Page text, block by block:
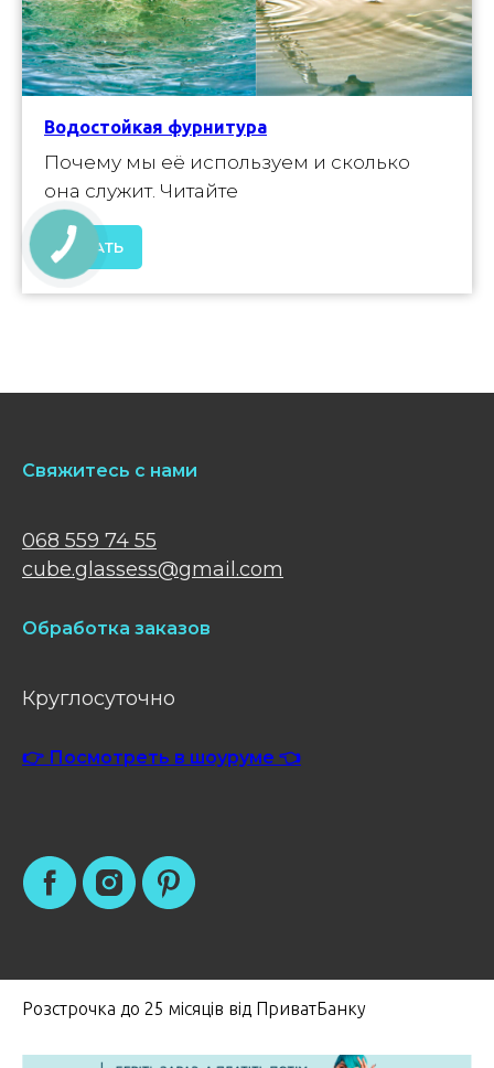
Водостойкая фурнитура
Почему мы её используем и сколько
она служит. Читайте
ЧИТАТЬ
Свяжитесь с нами
068 559 74 55
cube.glassess@gmail.com
Обработка заказов
Круглосуточно
👉 Посмотреть в шоуруме 👈
Розстрочка до 25 місяців від ПриватБанку